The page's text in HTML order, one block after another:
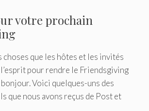
votre prochain
choses que les hôtes et les invités
pour rendre le Friendsgiving
Voici quelques-uns des
que nous avons reçus de Post et